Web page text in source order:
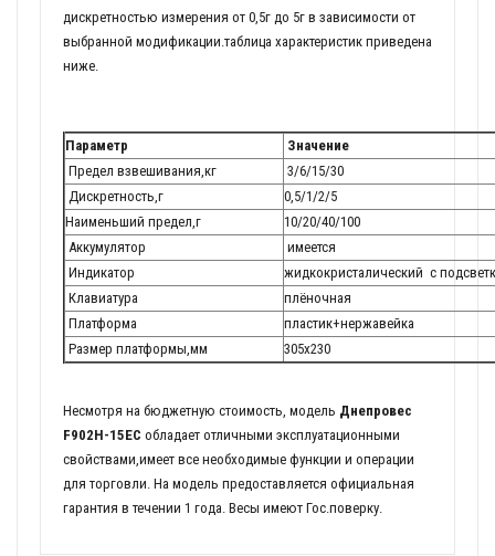
дискретностью измерения от 0,5г до 5г в зависимости от
выбранной модификации.таблица характеристик приведена
ниже.
Параметр
Значение
Предел взвешивания,кг
3/6/15/30
Дискретность,г
0,5/1/2/5
Наименьший предел,г
10/20/40/100
Аккумулятор
имеется
Индикатор
жидкокристалический с
Клавиатура
плёночная
Платформа
пластик+нержавейка
Размер платформы,мм
305х230
Несмотря на бюджетную стоимость, модель Днепровес
F902H-15EC обладает отличными эксплуатационными
свойствами,имеет все необходимые функции и операции
для торговли. На модель предоставляется официальная
гарантия в течении 1 года. Весы имеют Гос.поверку.